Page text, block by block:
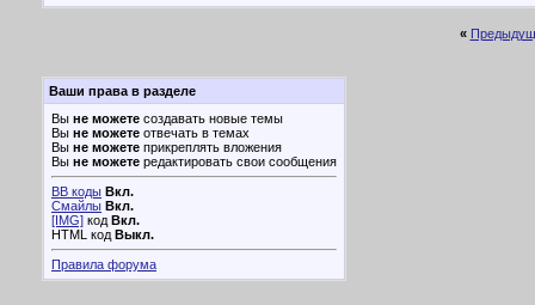
«
Ваши права в разделе
Вы не можете создавать новые темы
Вы не можете отвечать в темах
Вы не можете прикреплять вложения
Вы не можете редактировать свои сообщения
BB коды Вкл.
Смайлы Вкл.
[IMG] код Вкл.
HTML код Выкл.
Правила форума